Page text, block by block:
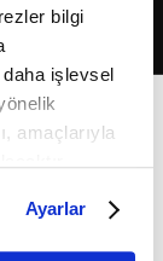
bilgi
daha işlevsel
amaçlarıyla
bilgi için
Ayarlar